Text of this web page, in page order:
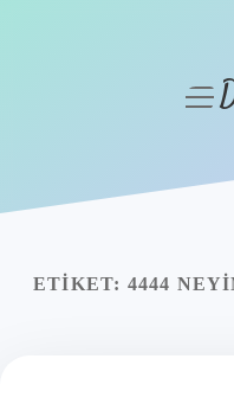
Yasal Uyarı
ETIKET: 4444